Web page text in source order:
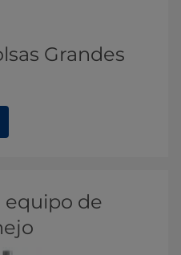
Grandes
equipo de